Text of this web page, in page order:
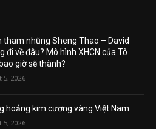
tham nhũng Sheng Thao – David
đi về đâu? Mô hình XHCN của Tô
giờ sẽ thành?
5, 2026
hoảng kim cương vàng Việt Nam
5, 2026